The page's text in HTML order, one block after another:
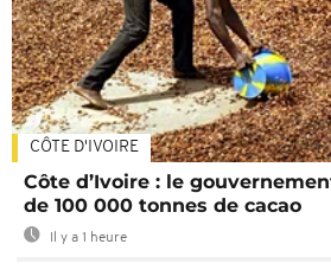
CÔTE D'IVOIRE
Côte d’Ivoire : le
de 100 000 tonnes de cacao
Il y a 1 heure